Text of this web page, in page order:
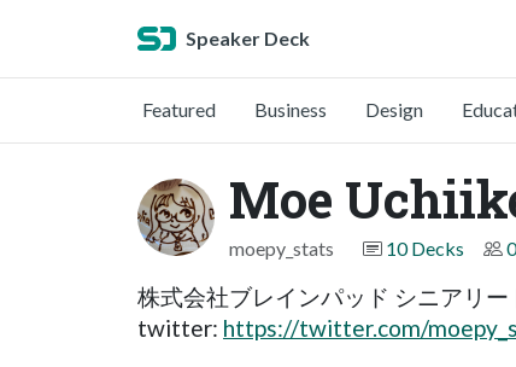
Speaker Deck
Featured Business Design
Moe
moepy_stats 10 Decks
株式会社ブレインパッド シニアリ
twitter: https://twitter.com/